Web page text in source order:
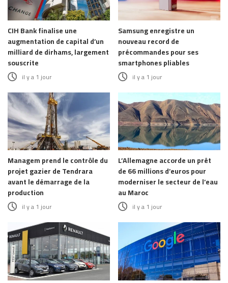
CIH Bank finalise une
augmentation de capital d’un
milliard de dirhams, largement
souscrite
il y a 1 jour
Samsung enregistre un
nouveau record de
précommandes pour ses
smartphones pliables
il y a 1 jour
Managem prend le contrôle du
projet gazier de Tendrara
avant le démarrage de la
production
il y a 1 jour
L’Allemagne accorde un prêt
de 66 millions d’euros pour
moderniser le secteur de l’eau
au Maroc
il y a 1 jour